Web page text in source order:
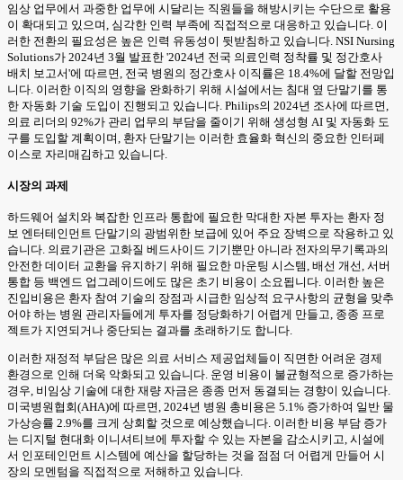
임상 업무에서 과중한 업무에 시달리는 직원들을 해방시키는 수단으로 활용
이 확대되고 있으며, 심각한 인력 부족에 직접적으로 대응하고 있습니다. 이
러한 전환의 필요성은 높은 인력 유동성이 뒷받침하고 있습니다. NSI Nursing
Solutions가 2024년 3월 발표한 '2024년 전국 의료인력 정착률 및 정간호사
배치 보고서'에 따르면, 전국 병원의 정간호사 이직률은 18.4%에 달할 전망입
니다. 이러한 이직의 영향을 완화하기 위해 시설에서는 침대 옆 단말기를 통
한 자동화 기술 도입이 진행되고 있습니다. Philips의 2024년 조사에 따르면,
의료 리더의 92%가 관리 업무의 부담을 줄이기 위해 생성형 AI 및 자동화 도
구를 도입할 계획이며, 환자 단말기는 이러한 효율화 혁신의 중요한 인터페
이스로 자리매김하고 있습니다.
시장의 과제
하드웨어 설치와 복잡한 인프라 통합에 필요한 막대한 자본 투자는 환자 정
보 엔터테인먼트 단말기의 광범위한 보급에 있어 주요 장벽으로 작용하고 있
습니다. 의료기관은 고화질 베드사이드 기기뿐만 아니라 전자의무기록과의
안전한 데이터 교환을 유지하기 위해 필요한 마운팅 시스템, 배선 개선, 서버
통합 등 백엔드 업그레이드에도 많은 초기 비용이 소요됩니다. 이러한 높은
진입비용은 환자 참여 기술의 장점과 시급한 임상적 요구사항의 균형을 맞추
어야 하는 병원 관리자들에게 투자를 정당화하기 어렵게 만들고, 종종 프로
젝트가 지연되거나 중단되는 결과를 초래하기도 합니다.
이러한 재정적 부담은 많은 의료 서비스 제공업체들이 직면한 어려운 경제
환경으로 인해 더욱 악화되고 있습니다. 운영 비용이 불균형적으로 증가하는
경우, 비임상 기술에 대한 재량 자금은 종종 먼저 동결되는 경향이 있습니다.
미국병원협회(AHA)에 따르면, 2024년 병원 총비용은 5.1% 증가하여 일반 물
가상승률 2.9%를 크게 상회할 것으로 예상했습니다. 이러한 비용 부담 증가
는 디지털 현대화 이니셔티브에 투자할 수 있는 자본을 감소시키고, 시설에
서 인포테인먼트 시스템에 예산을 할당하는 것을 점점 더 어렵게 만들어 시
장의 모멘텀을 직접적으로 저해하고 있습니다.